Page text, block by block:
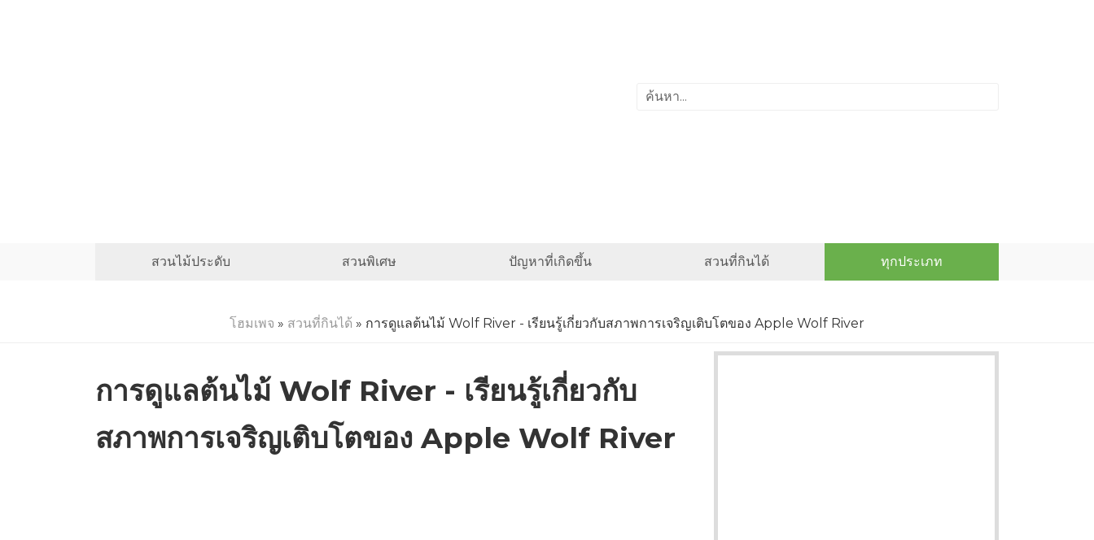
สวนไม้ประดับ สวนพิเศษ ปัญหาที่เกิดขึ้น สวนที่กินได้ ทุกประเภท
โฮมเพจ » สวนที่กินได้ » การดูแลต้นไม้ Wolf River - เรียนรู้เกี่ยวกับสภาพการเจริญเติบโตของ Apple Wolf River
การดูแลต้นไม้ Wolf River - เรียนรู้เกี่ยวกับ
สภาพการเจริญเติบโตของ Apple Wolf River